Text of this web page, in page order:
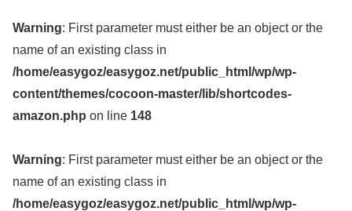
Warning: First parameter must either be an object or the
name of an existing class in
/home/easygoz/easygoz.net/public_html/wp/wp-
content/themes/cocoon-master/lib/shortcodes-
amazon.php on line 148
Warning: First parameter must either be an object or the
name of an existing class in
/home/easygoz/easygoz.net/public_html/wp/wp-